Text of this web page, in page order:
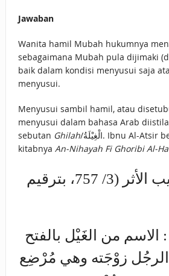
Jawaban
Wanita hamil Mubah hukumnya
sebagaimana Mubah pula dijimaki
baik dalam kondisi menyusui saja
menyusui.
Menyusui sambil hamil, atau
menyusui dalam bahasa Arab
sebutan Ghilah/الْغِيْلَةُ. Ibnu Al-Atsir berkata dalam
kitabnya An-Nihayah Fi Ghoribi Al-
النهاية في غريب الأثر (3/ 757، بترقيم
: الاسم من الغَيْل بالفتح
الرجُل زوْجَته وهي مُرْضِع